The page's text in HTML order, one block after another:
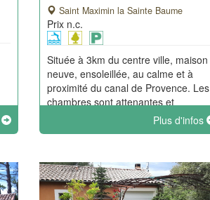
Saint Maximin la Sainte Baume
Prix n.c.
Située à 3km du centre ville, maison
neuve, ensoleillée, au calme et à
proximité du canal de Provence. Les
chambres sont attenantes et
indépendantes. Lit d'appoint sur
Plus d'infos